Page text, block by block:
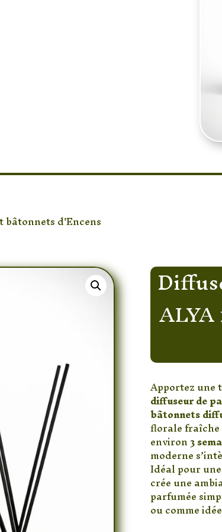
bâtonnets d'Encens
Apportez une
diffuseur de
bâtonnets
florale
environ3
moderne
Idéal pour
crée une
parfumée
ou comme